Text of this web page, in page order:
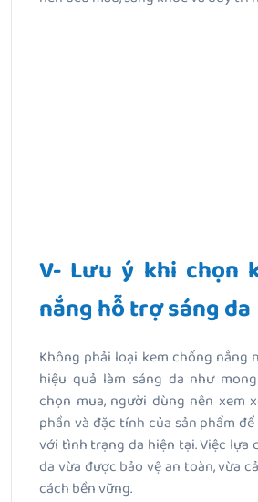
V- Lưu ý khi chọn
nắng hỗ trợ sáng da
Không phải loại kem chống nắng
hiệu quả làm sáng da như
chọn mua, người dùng nên xem
phần và đặc tính của sản phẩm
với tình trạng da hiện tại. Việc lựa
da vừa được bảo vệ an toàn, vừa
cách bền vững.